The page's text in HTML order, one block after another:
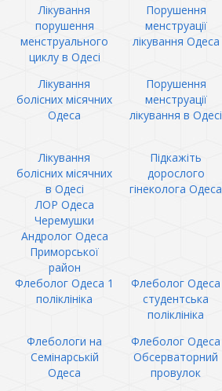
Лікування
порушення
менструального
циклу в Одесі
Порушення
менструації
лікування Одеса
Лікування
болісних місячних
Одеса
Порушення
менструації
лікування в Одесі
Лікування
болісних місячних
в Одесі
Підкажіть
дорослого
гінеколога Одеса
ЛОР Одеса
Черемушки
Андролог Одеса
Приморської
район
Флеболог Одеса 1
поліклініка
Флеболог Одеса
студентська
поліклініка
Флебологи на
Семінарській
Одеса
Флеболог Одеса
Обсерваторний
провулок